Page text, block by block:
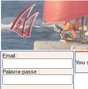
Email :
Palavra-passe :
You